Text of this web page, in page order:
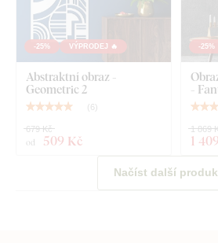
-25% VÝPRODEJ 🔥
Abstraktní obraz -
Geometric 2
( 6 )
od 509 Kč
679 Kč
-25%
-
1
1 869
Načíst další